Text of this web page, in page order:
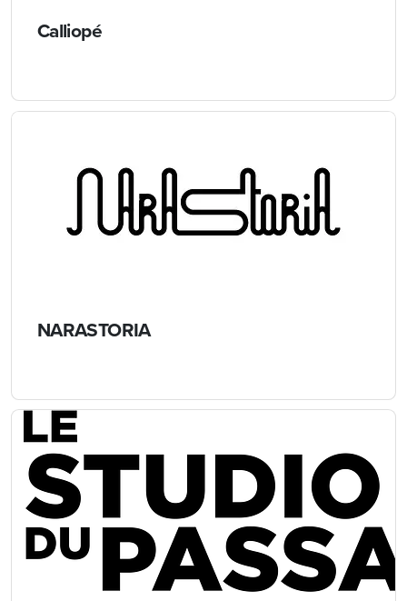
Calliopé
NARASTORIA